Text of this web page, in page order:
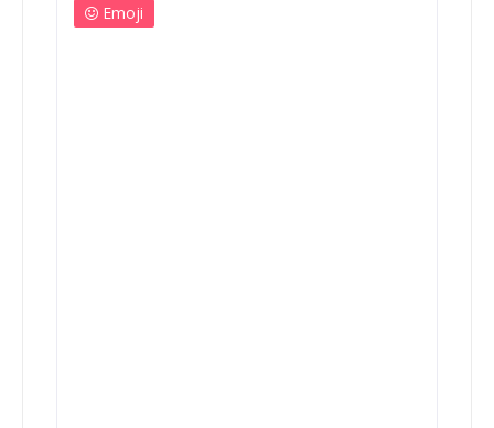
Emoji